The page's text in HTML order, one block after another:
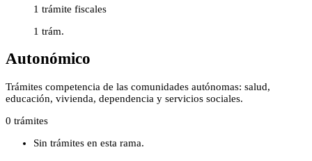
1 trámite fiscales
1 trám.
Autonómico
Trámites competencia de las comunidades autónomas: salud,
educación, vivienda, dependencia y servicios sociales.
0 trámites
Sin trámites en esta rama.